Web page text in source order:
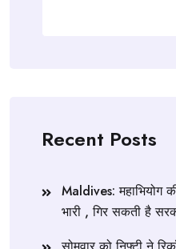
Recent Posts
Maldives: महाभियोग
भारी , गिर सकती है